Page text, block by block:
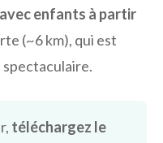
enfants à partir
(~6 km), qui est
téléchargez le